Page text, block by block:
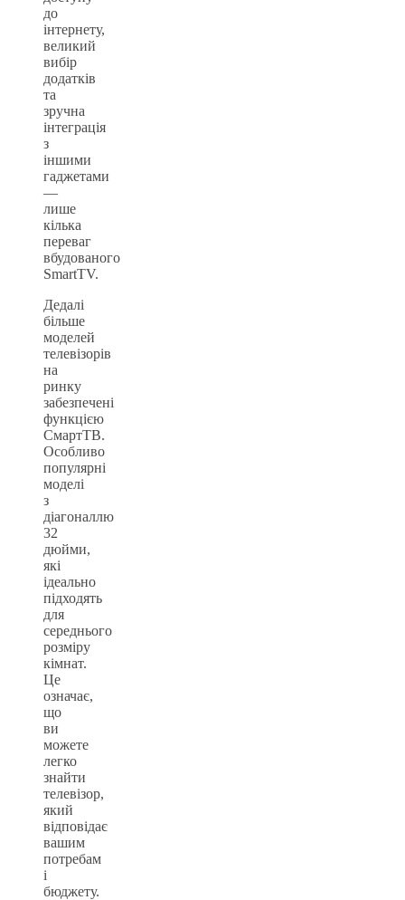
до
інтернету,
великий
вибір
додатків
та
зручна
інтеграція
з
іншими
гаджетами
—
лише
кілька
переваг
вбудованого
SmartTV.
Дедалі
більше
моделей
телевізорів
на
ринку
забезпечені
функцією
СмартТВ.
Особливо
популярні
моделі
з
діагоналлю
32
дюйми,
які
ідеально
підходять
для
середнього
розміру
кімнат.
Це
означає,
що
ви
можете
легко
знайти
телевізор,
який
відповідає
вашим
потребам
і
бюджету.